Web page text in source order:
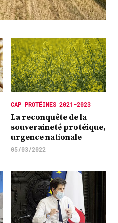
CAP PROTÉINES 2021-2023
La reconquête de la
souveraineté protéique,
urgence nationale
05/03/2022